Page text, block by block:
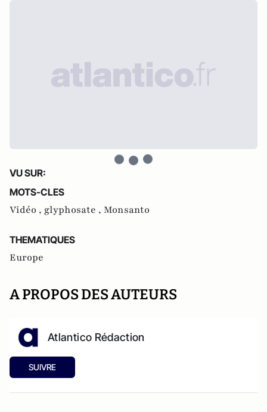
VU SUR:
MOTS-CLES
Vidéo , glyphosate , Monsanto
THEMATIQUES
Europe
A PROPOS DES AUTEURS
Atlantico Rédaction
SUIVRE